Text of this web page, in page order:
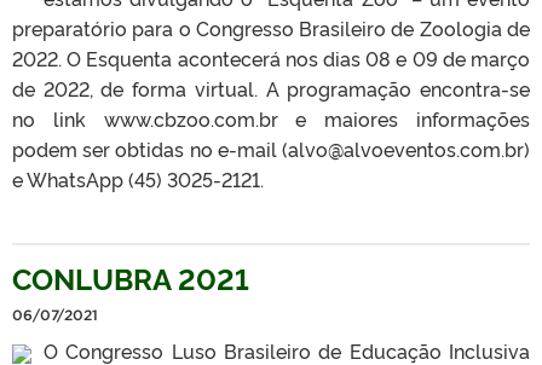
preparatório para o Congresso Brasileiro de Zoologia de
2022. O Esquenta acontecerá nos dias 08 e 09 de março
de 2022, de forma virtual. A programação encontra-se
no link www.cbzoo.com.br e maiores informações
podem ser obtidas no e-mail (alvo@alvoeventos.com.br)
e WhatsApp (45) 3025-2121.
CONLUBRA 2021
06/07/2021
O Congresso Luso Brasileiro de Educação Inclusiva